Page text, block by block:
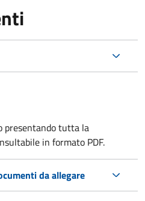
presentando tutta la
in formato PDF.
da allegare